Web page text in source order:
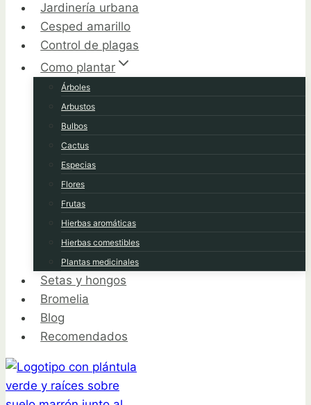
Jardinería urbana
Cesped amarillo
Control de plagas
Como plantar
Árboles
Arbustos
Bulbos
Cactus
Especias
Flores
Frutas
Hierbas aromáticas
Hierbas comestibles
Plantas medicinales
Setas y hongos
Bromelia
Blog
Recomendados